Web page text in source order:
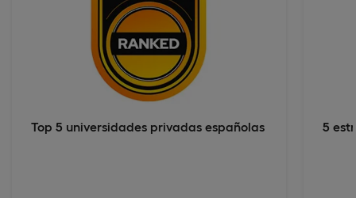
Top 5 universidades privadas españolas 5